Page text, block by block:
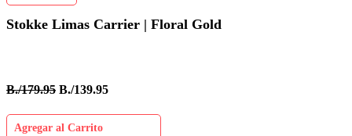
Stokke Limas Carrier | Floral Gold
B./179.95 B./139.95
Agregar al Carrito